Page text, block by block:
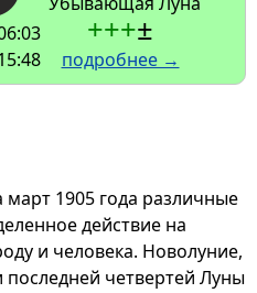
+++±
подробнее →
1905 года различные
действие на
и человека. Новолуние,
четвертей Луны